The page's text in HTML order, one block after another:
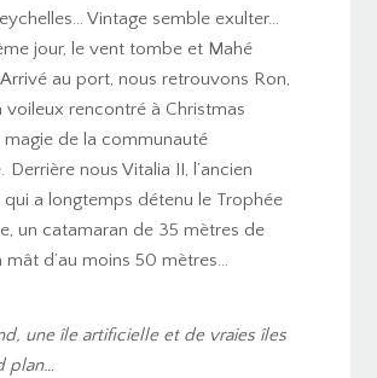
Vintage semble exulter…
jour, le vent tombe et Mahé
au port, nous retrouvons Ron,
voileux rencontré à Christmas
magie de la communauté
Derrière nous Vitalia II, l’ancien
qui a longtemps détenu le Trophée
un catamaran de 35 mètres de
mât d’au moins 50 mètres…
une île artificielle et de vraies îles
plan…